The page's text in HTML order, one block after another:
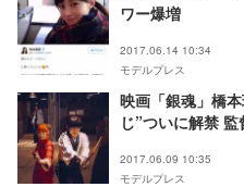
ワー爆増
2017.06.14 10:34
モデルプレス
映画「銀魂」橋
じ”ついに解禁
2017.06.09 10:35
モデルプレス